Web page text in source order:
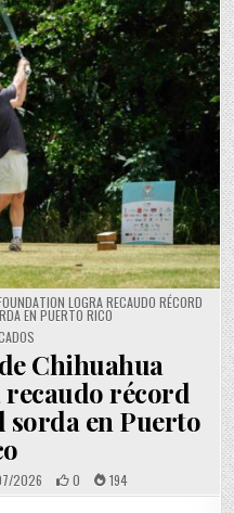
LOGRA RECAUDO RÉCORD
EN PUERTO RICO
Chihuahua
récord
en Puerto
2026 0 194